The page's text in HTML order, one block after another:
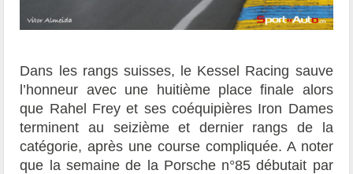
Dans les rangs suisses, le Kessel Racing sauve
l’honneur avec une huitième place finale alors
que Rahel Frey et ses coéquipières Iron Dames
terminent au seizième et dernier rangs de la
catégorie, après une course compliquée. A noter
que la semaine de la Porsche n°85 débutait par